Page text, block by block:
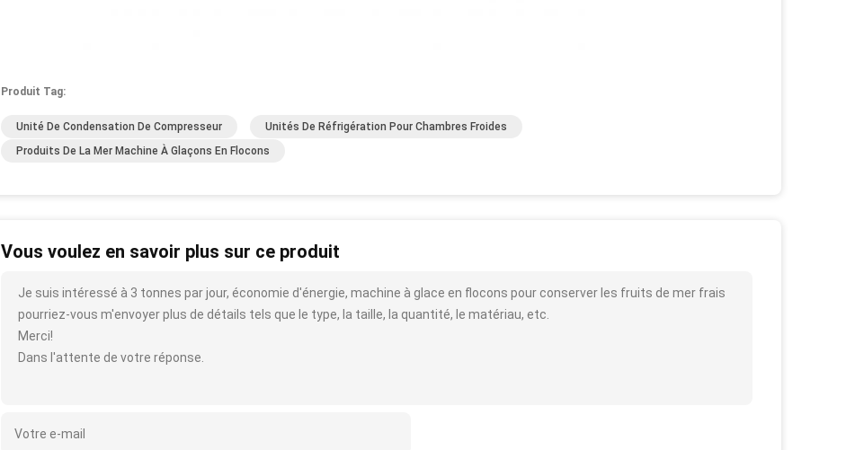
Produit Tag:
Unité De Condensation De Compresseur
Unités De Réfrigération Pour Chambres Froides
Produits De La Mer Machine À Glaçons En Flocons
Vous voulez en savoir plus sur ce produit
Je suis intéressé à 3 tonnes par jour, économie d'énergie, machine à glace en flocons pour conserver les fruits de mer frais
pourriez-vous m'envoyer plus de détails tels que le type, la taille, la quantité, le matériau, etc.
Merci!
Dans l'attente de votre réponse.